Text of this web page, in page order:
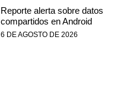
Reporte alerta sobre datos
compartidos en Android
6 DE AGOSTO DE 2026